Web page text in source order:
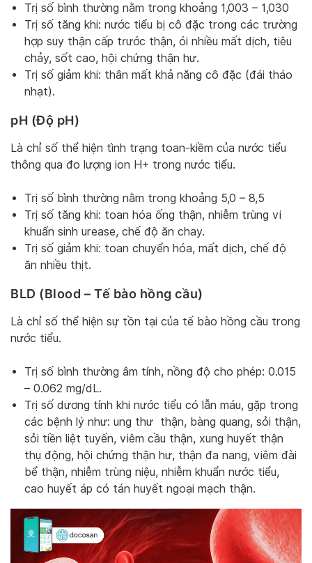
Trị số bình thường nằm trong khoảng 1,003 – 1,030
Trị số tăng khi: nước tiểu bị cô đặc trong các trường
hợp suy thận cấp trước thận, ói nhiều mất dịch, tiêu
chảy, sốt cao, hội chứng thận hư.
Trị số giảm khi: thân mất khả năng cô đặc (đái tháo
nhạt).
pH (Độ pH)
Là chỉ số thể hiện tình trạng toan-kiềm của nước tiểu
thông qua đo lượng ion H+ trong nước tiểu.
Trị số bình thường nằm trong khoảng 5,0 – 8,5
Trị số tăng khi: toan hóa ống thận, nhiễm trùng vi
khuẩn sinh urease, chế độ ăn chay.
Trị số giảm khi: toan chuyển hóa, mất dịch, chế độ
ăn nhiều thịt.
BLD (Blood – Tế bào hồng cầu)
Là chỉ số thể hiện sự tồn tại của tế bào hồng cầu trong
nước tiểu.
Trị số bình thường âm tính, nồng độ cho phép: 0.015
– 0.062 mg/dL.
Trị số dương tính khi nước tiểu có lẫn máu, gặp trong
các bệnh lý như: ung thư thận, bàng quang, sỏi thận,
sỏi tiền liệt tuyến, viêm cầu thận, xung huyết thận
thụ động, hội chứng thận hư, thận đa nang, viêm đài
bể thận, nhiễm trùng niệu, nhiễm khuẩn nước tiểu,
cao huyết áp có tán huyết ngoại mạch thận.